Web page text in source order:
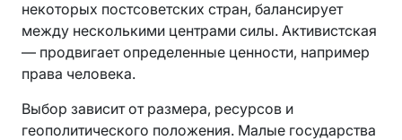
некоторых постсоветских стран, балансирует
между несколькими центрами силы. Активистская
— продвигает определенные ценности, например
права человека.
Выбор зависит от размера, ресурсов и
геополитического положения. Малые государства